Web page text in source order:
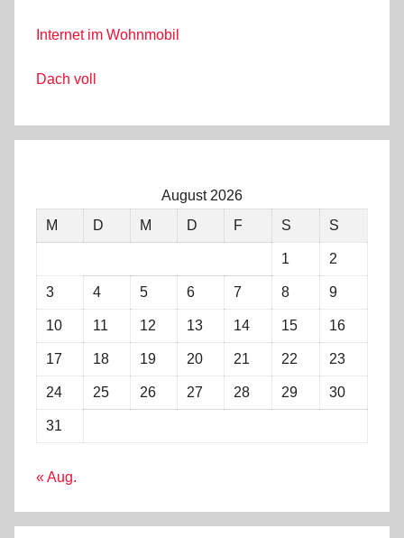
Internet im Wohnmobil
Dach voll
August 2026
M
D M D F S S
1 2
3 4 5 6 7 8 9
10 11 12 13 14 15 16
17 18 19 20 21 22 23
24 25 26 27 28 29 30
31
« Aug.